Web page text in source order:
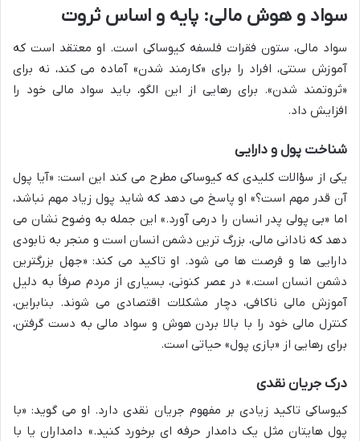
سواد و هوش مالی: پایه و اساس ثروت
سواد مالی، ستون فقرات فلسفه کیوساکی است. او معتقد است که
آموزش سنتی، افراد را برای «کارمند شدن» آماده می کند، نه برای
«ثروتمند شدن». برای رهایی از این الگو، باید سواد مالی خود را
افزایش داد.
شناخت پول و دارایی
یکی از سؤالات کلیدی که کیوساکی مطرح می کند این است: «آیا پول
آن قدر مهم است؟» او پاسخ می دهد که شاید پول زیاد مهم نباشد،
اما «بی پولی پدر انسان را درمی آورد.» این جمله به وضوح نشان می
دهد که نادانی مالی، بزرگ ترین دشمن انسان است و منجر به نابودی
دارایی ها و فرصت ها می شود. او تاکید می کند: «جهل بزرگترین
دشمن انسان است.» در عصر کنونی، بسیاری از مردم صرفاً به دلیل
آموزش مالی ناکافی، دچار مشکلات اقتصادی می شوند. بنابراین،
کنترل مالی خود را با بالا بردن هوش و سواد مالی به دست گرفتن،
برای رهایی از «بازی پول» حیاتی است.
درک جریان نقدی
کیوساکی تاکید زیادی بر مفهوم جریان نقدی دارد. او می گوید: «با
پول هایتان مثل یک دامدار حرفه ای برخورد کنید.» دامداران یا با